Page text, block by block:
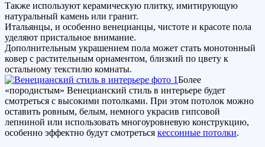
Также используют керамическую плитку, имитирующую
натуральный камень или гранит.
Итальянцы, и особенно венецианцы, чистоте и красоте пола
уделяют пристальное внимание.
Дополнительным украшением пола может стать монотонный
ковер с растительным орнаментом, близкий по цвету к
остальному текстилю комнаты.
Более
«породистым» Венецианский стиль в интерьере будет
смотреться с высокими потолками. При этом потолок можно
оставить ровным, белым, немного украсив гипсовой
лепниной или использовать многоуровневую конструкцию,
особенно эффектно будут смотреться кессонные потолки.